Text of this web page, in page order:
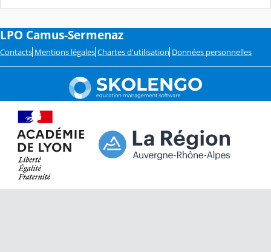
LPO Camus-Sermenaz
Contacts Mentions légales Chartes d'utilisation Données personnelles